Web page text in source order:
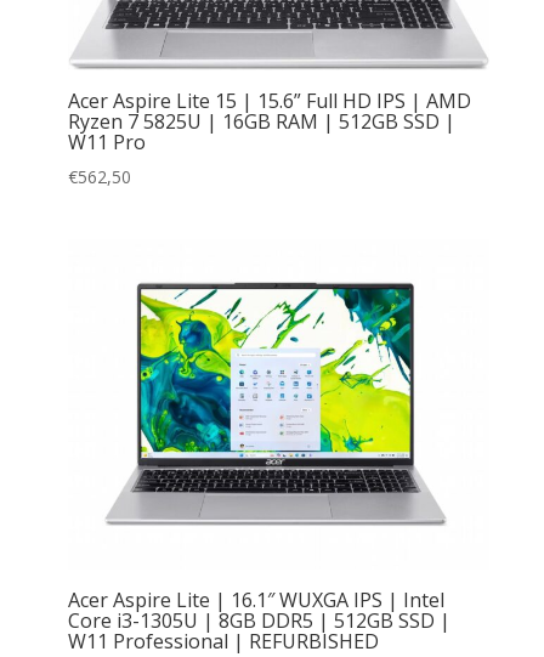
Acer Aspire Lite 15 | 15.6” Full HD IPS | AMD
Ryzen 7 5825U | 16GB RAM | 512GB SSD |
W11 Pro
€562,50
Acer Aspire Lite | 16.1″ WUXGA IPS | Intel
Core i3-1305U | 8GB DDR5 | 512GB SSD |
W11 Professional | REFURBISHED